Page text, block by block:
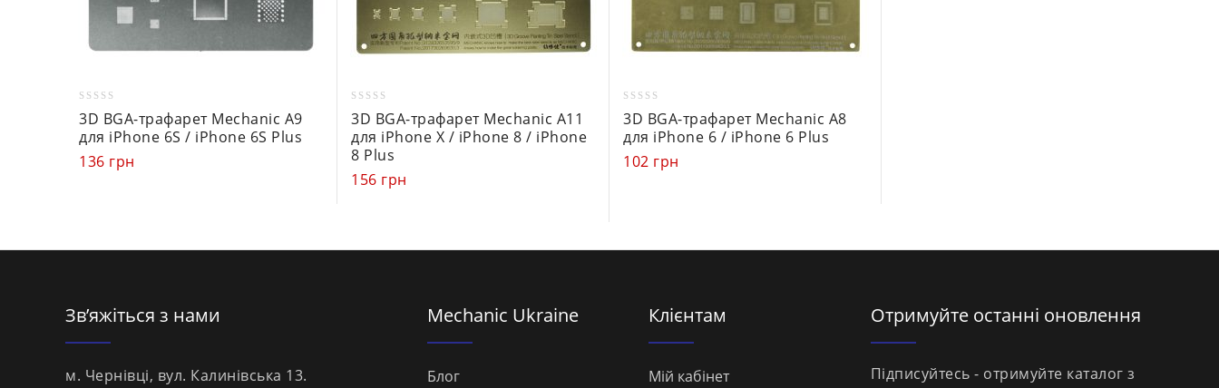
out
of
5
3D BGA-трафарет Mechanic A9
для iPhone 6S / iPhone 6S Plus
136 грн
out
of
5
3D BGA-трафарет Mechanic A11
для iPhone X / iPhone 8 / iPhone
8 Plus
156 грн
out
of
5
3D BGA-трафарет Mechanic A8
для iPhone 6 / iPhone 6 Plus
102 грн
Зв’яжіться з нами
м. Чернівці, вул. Калинівська 13.
Mechanic Ukraine
Блог
Клієнтам
Мій кабінет
Отримуйте останні оновлення
Підписуйтесь - отримуйте каталог з